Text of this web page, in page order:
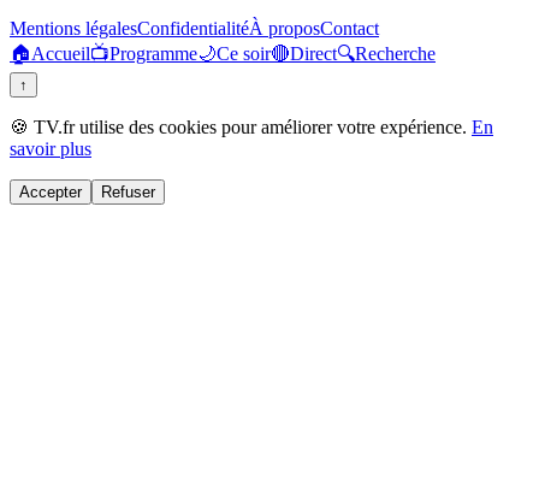
Mentions légalesConfidentialitéÀ proposContact
🏠Accueil📺Programme🌙Ce soir🔴Direct🔍Recherche
↑
🍪 TV.fr utilise des cookies pour améliorer votre expérience. En
savoir plus
Accepter Refuser